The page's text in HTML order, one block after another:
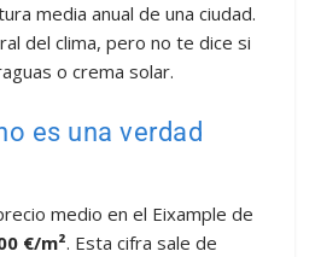
media anual de una ciudad.
del clima, pero no te dice si
o crema solar.
es una verdad
medio en el Eixample de
€/m². Esta cifra sale de